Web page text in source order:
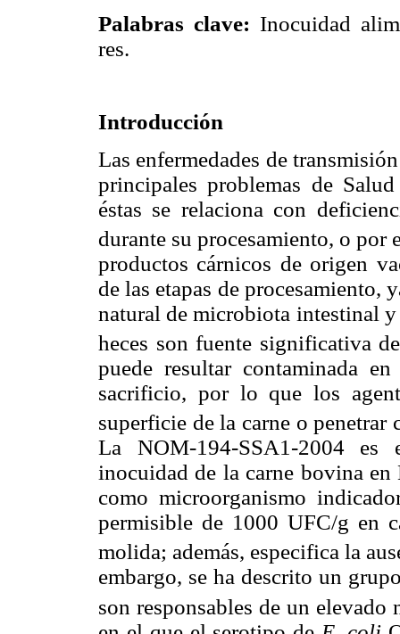
Palabras clave: Inocuidad
res.
Introducción
Las enfermedades de
principales problemas de
éstas se relaciona con
durante su procesamiento, o por
productos cárnicos de origen
de las etapas de procesamiento,
natural de microbiota intestinal
heces son fuente significativa
puede resultar contaminada
sacrificio, por lo que los
superficie de la carne o
La NOM-194-SSA1-2004
inocuidad de la carne bovina
como microorganismo
permisible de 1000 UFC/g en
molida; además, especifica la
embargo, se ha descrito un
son responsables de un